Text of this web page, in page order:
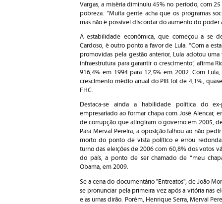
Vargas, a miséria diminuiu 45% no período, com
pobreza. “Muita gente acha que os programas
mas não é possível discordar do aumento do poder
A estabilidade econômica, que começou a se
Cardoso, é outro ponto a favor de Lula. “Com a
promovidas pela gestão anterior, Lula adotou
infraestrutura para garantir o crescimento”, afirma
916,4% em 1994 para 12,5% em 2002. Com
crescimento médio anual do PIB foi de 4,1%,
FHC.
Destaca-se ainda a habilidade política do
empresariado ao formar chapa com José Alencar,
de corrupção que atingiram o governo em 2005,
Para Merval Pereira, a oposição falhou ao não
morto do ponto de vista político e errou
turno das eleições de 2006 com 60,8% dos votos
do país, a ponto de ser chamado de “meu
Obama, em 2009.
Se a cena do documentário "Entreatos", de João
se pronunciar pela primeira vez após a vitória nas
e as urnas dirão. Porém, Henrique Serra, Merval